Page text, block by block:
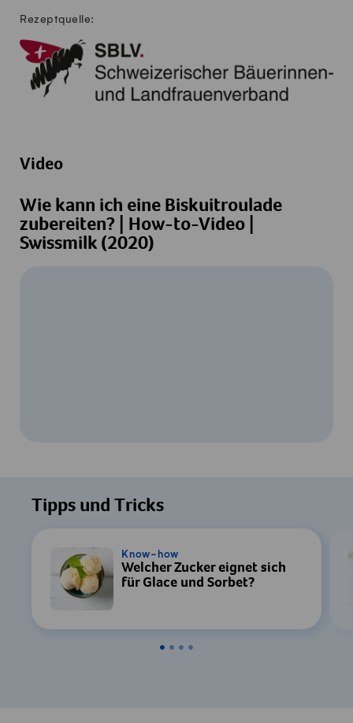
Rezeptquelle:
Video
Wie kann ich eine Biskuitroulade
zubereiten? | How-to-Video |
Swissmilk (2020)
Ihre Zustimmung zur Datenverarbeitung
durch YouTube erforderlich. Details finden
Einstellungen
Tipps und Tricks
Know-how
Welcher Zucker eignet sich
für Glace und Sorbet?